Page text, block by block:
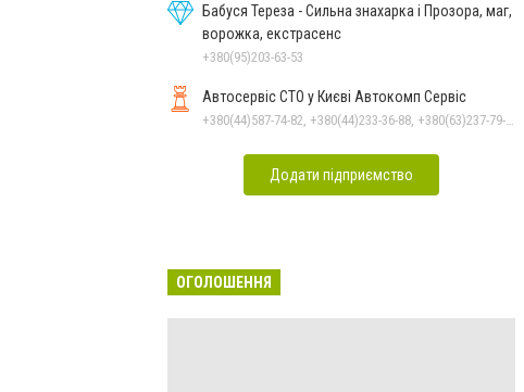
Бабуся Тереза - Сильна знахарка і Прозора, маг,
ворожка, екстрасенс
+380(95)203-63-53
Автосервіс СТО у Києві Автокомп Сервіс
Додати підприємство
ОГОЛОШЕННЯ